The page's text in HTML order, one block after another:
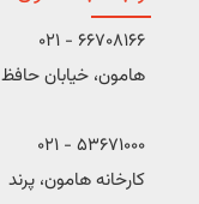
66708166 - 021
هامون، خیابان حافظ
53671000 - 021
کارخانه هامون، پرند